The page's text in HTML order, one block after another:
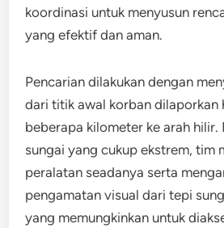
koordinasi untuk menyusun
yang efektif dan aman.
Pencarian dilakukan dengan
dari titik awal korban dilaporkan
beberapa kilometer ke arah
sungai yang cukup ekstrem, tim
peralatan seadanya serta
pengamatan visual dari tepi
yang memungkinkan untuk